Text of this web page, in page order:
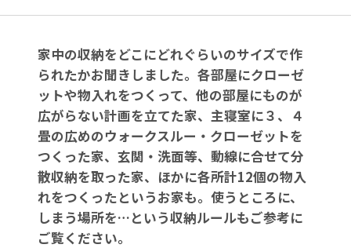
家中の収納をどこにどれぐらいのサイズで作
られたかお聞きしました。各部屋にクローゼ
ットや物入れをつくって、他の部屋にものが
広がらない計画を立てた家、主寝室に３、４
畳の広めのウォークスルー・クローゼットを
つくった家、玄関・洗面等、動線に合せて分
散収納を取った家、ほかに各所計12個の物入
れをつくったというお家も。使うところに、
しまう場所を…という収納ルールもご参考に
ご覧ください。